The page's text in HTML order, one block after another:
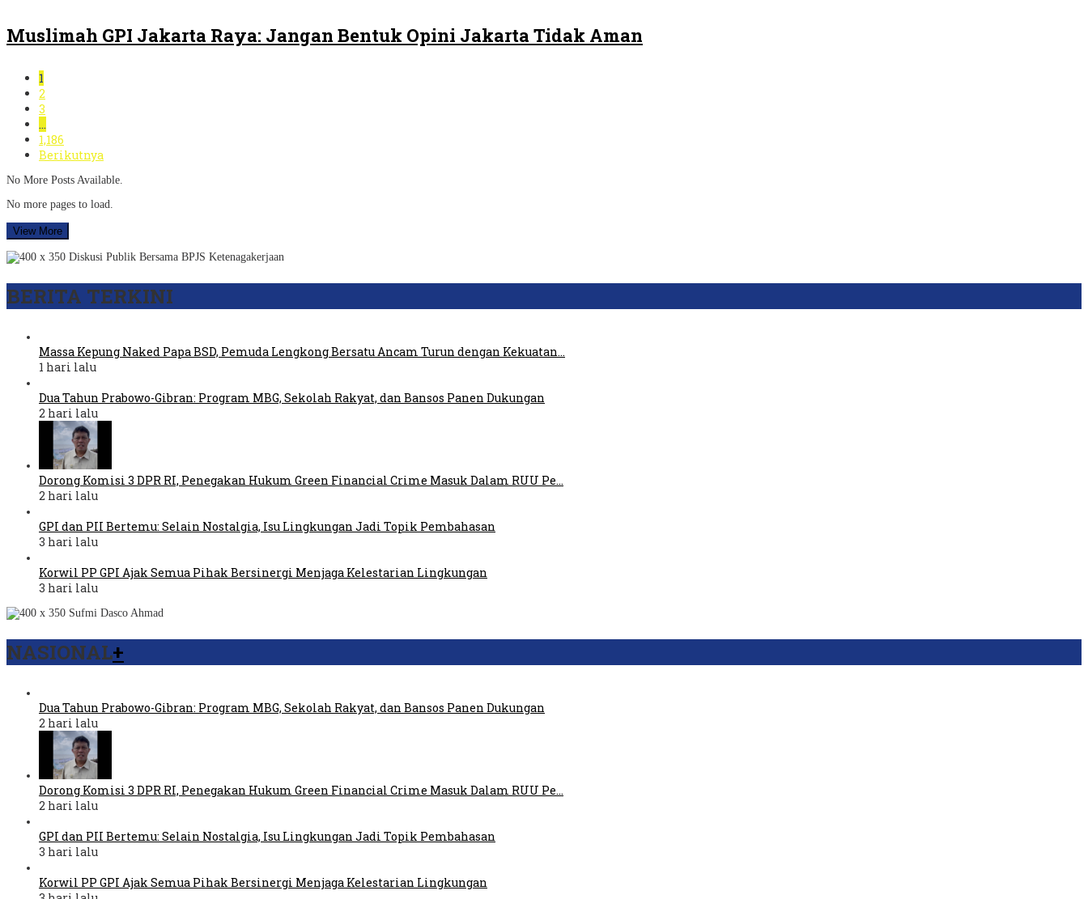
Muslimah GPI Jakarta Raya: Jangan Bentuk Opini Jakarta Tidak Aman
1
2
3
…
1,186
Berikutnya
No More Posts Available.
No more pages to load.
View More
BERITA TERKINI
Massa Kepung Naked Papa BSD, Pemuda Lengkong Bersatu Ancam Turun dengan Kekuatan…
1 hari lalu
Dua Tahun Prabowo-Gibran: Program MBG, Sekolah Rakyat, dan Bansos Panen Dukungan
2 hari lalu
Dorong Komisi 3 DPR RI, Penegakan Hukum Green Financial Crime Masuk Dalam RUU Pe…
2 hari lalu
GPI dan PII Bertemu: Selain Nostalgia, Isu Lingkungan Jadi Topik Pembahasan
3 hari lalu
Korwil PP GPI Ajak Semua Pihak Bersinergi Menjaga Kelestarian Lingkungan
3 hari lalu
NASIONAL+
Dua Tahun Prabowo-Gibran: Program MBG, Sekolah Rakyat, dan Bansos Panen Dukungan
2 hari lalu
Dorong Komisi 3 DPR RI, Penegakan Hukum Green Financial Crime Masuk Dalam RUU Pe…
2 hari lalu
GPI dan PII Bertemu: Selain Nostalgia, Isu Lingkungan Jadi Topik Pembahasan
3 hari lalu
Korwil PP GPI Ajak Semua Pihak Bersinergi Menjaga Kelestarian Lingkungan